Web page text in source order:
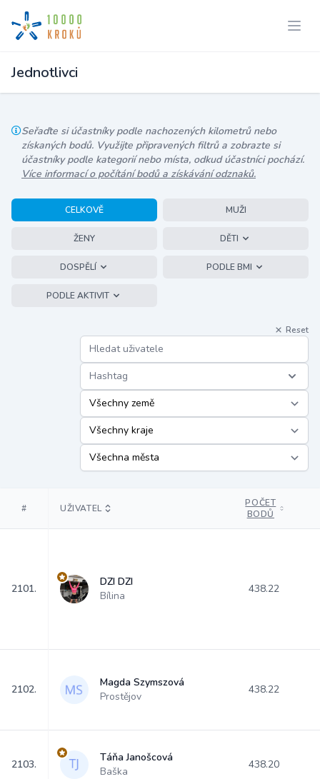
Jednotlivci
Seřaďte si účastníky podle nachozených kilometrů nebo
získaných bodů. Využijte připravených filtrů a zobrazte si
účastníky podle kategorií nebo místa, odkud účastníci pochází.
Více informací o počítání bodů a získávání odznaků.
CELKOVĚ MUŽI
ŽENY DĚTI
DOSPĚLÍ PODLE BMI
PODLE AKTIVIT
Reset
Hashtag
# UŽIVATEL
POČET
BODŮ
2101.
DZI DZI
Bílina
438.22
2102.
Magda Szymszová
Prostějov
438.22
2103.
Táňa Janošcová
Baška
438.20